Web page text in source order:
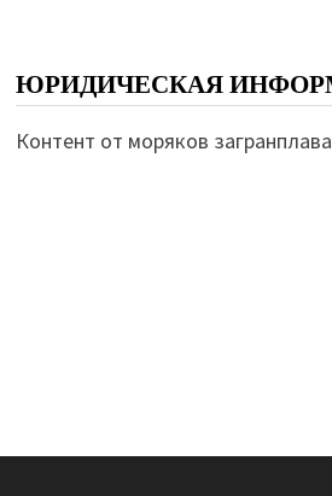
ЮРИДИЧЕСКАЯ
Контент от моряков